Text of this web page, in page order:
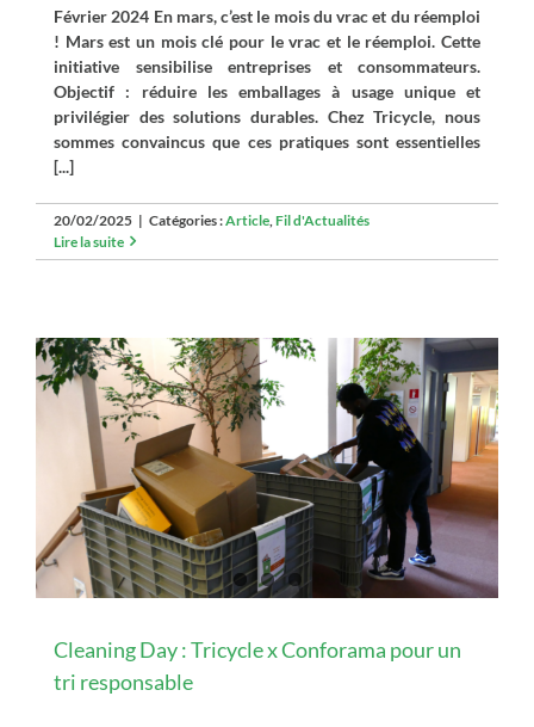
Février 2024 En mars, c’est le mois du vrac et du réemploi
! Mars est un mois clé pour le vrac et le réemploi. Cette
initiative sensibilise entreprises et consommateurs.
Objectif : réduire les emballages à usage unique et
privilégier des solutions durables. Chez Tricycle, nous
sommes convaincus que ces pratiques sont essentielles
[...]
20/02/2025 | Catégories :Article Fil d'Actualités
Lire la suite
Cleaning Day : Tricycle x Conforama pour un
tri responsable